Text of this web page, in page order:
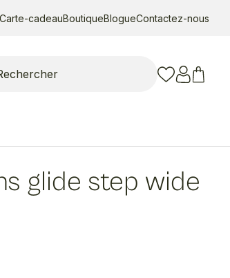
Carte-cadeauBoutiqueBlogueContactez-nous
glide step wide